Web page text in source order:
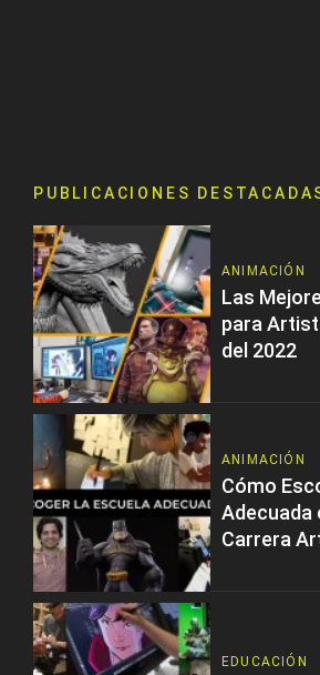
PUBLICACIONES
ANIMACIÓN
Las
para
del 2022
ANIMACIÓN
Cómo
Adecuada
Carrera
EDUCACIÓN